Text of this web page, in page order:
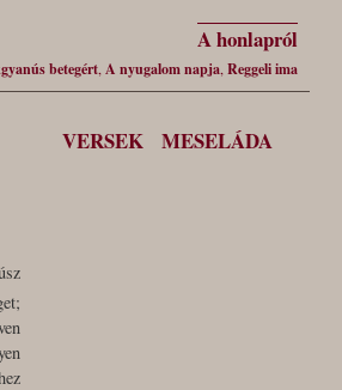
A honlapról
betegért A nyugalom napja ,Reggeli ima
VERSEK
MESELÁDA